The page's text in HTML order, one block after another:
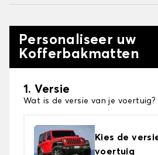
Personaliseer uw
Kofferbakmatten
1. Versie
Wat is de versie van je voertuig?
Kies de
voertuig